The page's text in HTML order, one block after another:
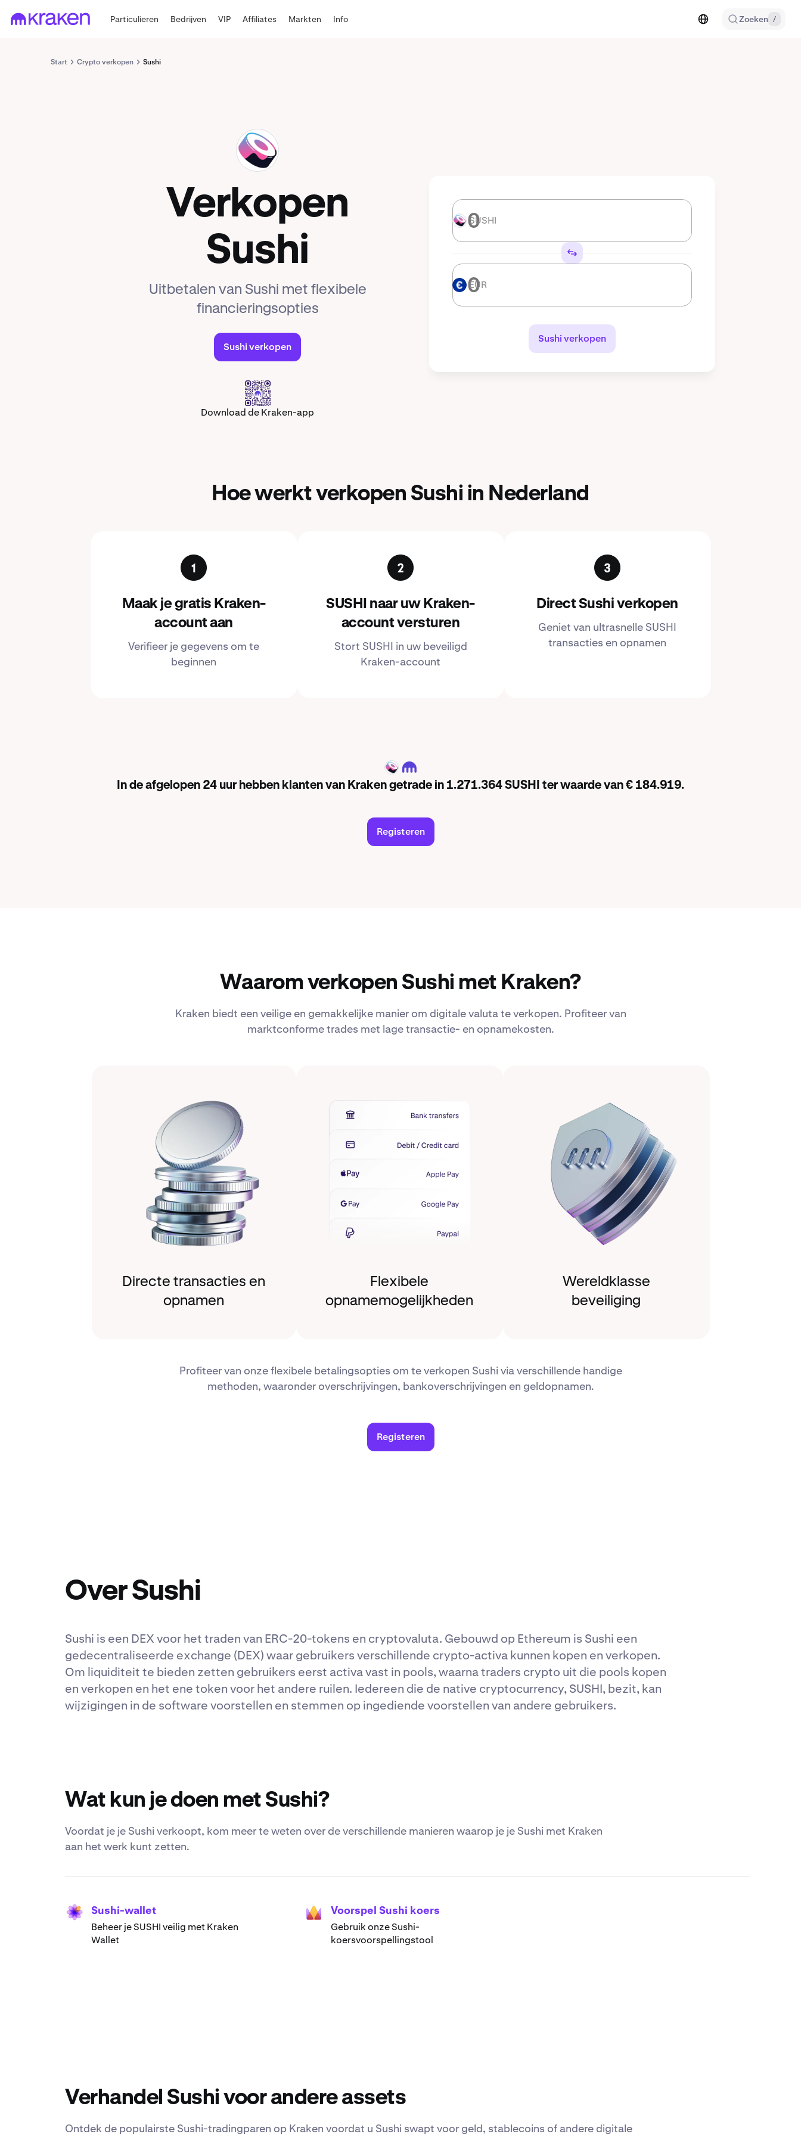
Particulieren Bedrijven VIP Affiliates Markten Info Zoeken /
Start Crypto verkopen Sushi
SUSHI
Verkopen
Sushi
Uitbetalen van Sushi met flexibele
financieringsopties
Sushi verkopen
Download de Kraken-app
SUSHI SUSHI
EUR EUR
Sushi verkopen
Hoe werkt verkopen Sushi in Nederland
Maak je gratis Kraken-
account aan
Verifieer je gegevens om te
beginnen
SUSHI naar uw Kraken-
account versturen
Stort SUSHI in uw beveiligd
Kraken-account
Direct Sushi verkopen
Geniet van ultrasnelle SUSHI
transacties en opnamen
SUSHI
In de afgelopen 24 uur hebben klanten van Kraken getrade in 1.271.364 SUSHI ter waarde van € 184.919.
Registeren
Waarom verkopen Sushi met Kraken?
Kraken biedt een veilige en gemakkelijke manier om digitale valuta te verkopen. Profiteer van
marktconforme trades met lage transactie- en opnamekosten.
Directe transacties en
opnamen
Flexibele
opnamemogelijkheden
Wereldklasse
beveiliging
Profiteer van onze flexibele betalingsopties om te verkopen Sushi via verschillende handige
methoden, waaronder overschrijvingen, bankoverschrijvingen en geldopnamen.
Registeren
Over Sushi
Sushi is een DEX voor het traden van ERC-20-tokens en cryptovaluta. Gebouwd op Ethereum is Sushi een
gedecentraliseerde exchange (DEX) waar gebruikers verschillende crypto-activa kunnen kopen en verkopen.
Om liquiditeit te bieden zetten gebruikers eerst activa vast in pools, waarna traders crypto uit die pools kopen
en verkopen en het ene token voor het andere ruilen. Iedereen die de native cryptocurrency, SUSHI, bezit, kan
wijzigingen in de software voorstellen en stemmen op ingediende voorstellen van andere gebruikers.
Wat kun je doen met Sushi?
Voordat je je Sushi verkoopt, kom meer te weten over de verschillende manieren waarop je je Sushi met Kraken
aan het werk kunt zetten.
Sushi-wallet
Beheer je SUSHI veilig met Kraken
Wallet
Voorspel Sushi koers
Gebruik onze Sushi-
koersvoorspellingstool
Verhandel Sushi voor andere assets
Ontdek de populairste Sushi-tradingparen op Kraken voordat u Sushi swapt voor geld, stablecoins of andere digitale